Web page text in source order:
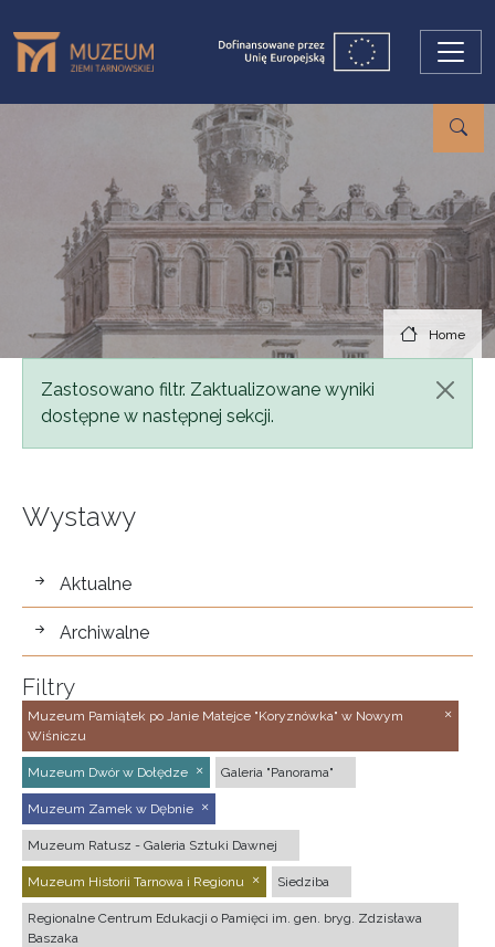
Home
Status message
Zastosowano filtr. Zaktualizowane wyniki
dostępne w następnej sekcji.
Wystawy
wystawy
Aktualne
Archiwalne
Filtry
Muzeum Pamiątek po Janie Matejce "Koryznówka" w Nowym
Wiśniczu
Muzeum Dwór w Dołędze Galeria "Panorama"
Muzeum Zamek w Dębnie
Muzeum Ratusz - Galeria Sztuki Dawnej
Muzeum Historii Tarnowa i Regionu Siedziba
Regionalne Centrum Edukacji o Pamięci im. gen. bryg. Zdzisława
Baszaka